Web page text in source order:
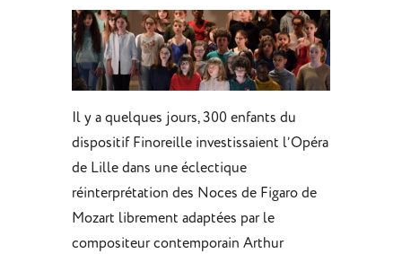
Il y a quelques jours, 300 enfants du
dispositif Finoreille investissaient l’Opéra
de Lille dans une éclectique
réinterprétation des Noces de Figaro de
Mozart librement adaptées par le
compositeur contemporain Arthur